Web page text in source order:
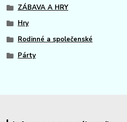
ZÁBAVA A HRY
Hry
Rodinné a společenské
Párty